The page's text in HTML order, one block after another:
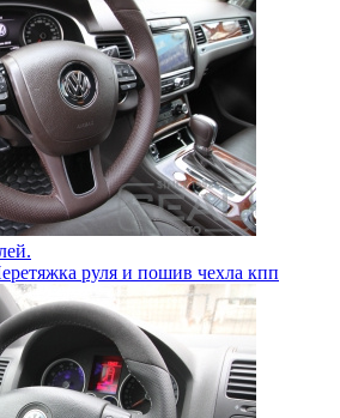
руля и пошив чехла кпп